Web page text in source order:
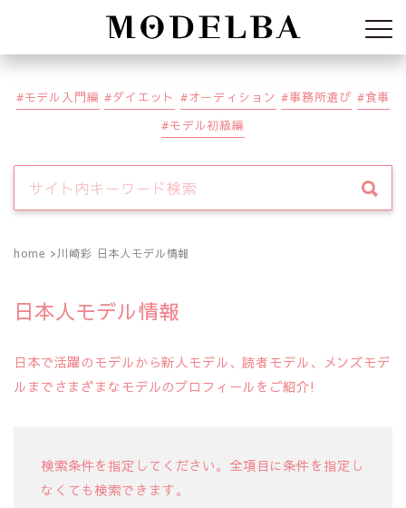
Modelba
モデル入門編 ダイエット オーディション 事務所選び
食事
モデル初級編
home 川崎彩 日本人モデル情報
日本人モデル情報
日本で活躍のモデルから新人モデル、読者モデル、メンズモデ
ルまでさまざまなモデルのプロフィールをご紹介!
検索条件を指定してください。全項目に条件を指定し
なくても検索できます。